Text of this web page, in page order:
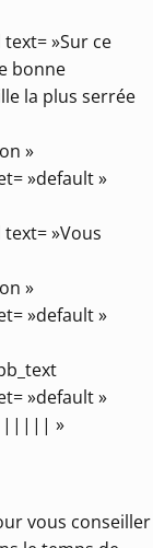
»Sur ce
bonne
la plus serrée
»
»default »
»Vous
»
»default »
»default »
»
vous conseiller